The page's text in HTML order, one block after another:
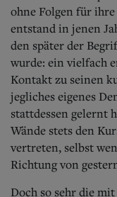
ohne Folgen für
entstand in jenen
den später der
wurde: ein vielfach
Kontakt zu seinen
jegliches eigenes
stattdessen gelernt
Wände stets den
vertreten, selbst
Richtung von
Doch so sehr die